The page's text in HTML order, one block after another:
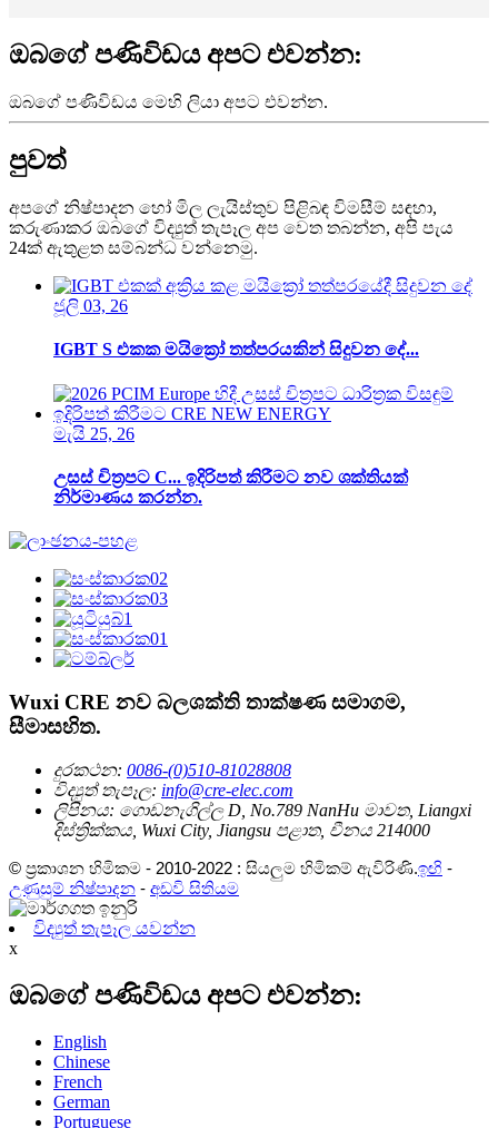
ඔබගේ පණිවිඩය අපට එවන්න:
ඔබගේ පණිවිඩය මෙහි ලියා අපට එවන්න.
පුවත්
අපගේ නිෂ්පාදන හෝ මිල ලැයිස්තුව පිළිබඳ විමසීම් සඳහා,
කරුණාකර ඔබගේ විද්‍යුත් තැපෑල අප වෙත තබන්න, අපි පැය
24ක් ඇතුළත සම්බන්ධ වන්නෙමු.
ජූලි 03, 26
IGBT S එකක මයික්‍රෝ තත්පරයකින් සිදුවන දේ...
මැයි 25, 26
උසස් චිත්‍රපට C... ඉදිරිපත් කිරීමට නව ශක්තියක්
නිර්මාණය කරන්න.
Wuxi CRE නව බලශක්ති තාක්ෂණ සමාගම,
සීමාසහිත.
දුරකථන: 0086-(0)510-81028808
විද්‍යුත් තැපෑල: info@cre-elec.com
ලිපිනය: ගොඩනැගිල්ල D, No.789 NanHu මාවත, Liangxi
දිස්ත්‍රික්කය, Wuxi City, Jiangsu පළාත, චීනය 214000
© ප්‍රකාශන හිමිකම - 2010-2022 : සියලුම හිමිකම් ඇවිරිණි.ඉඟි -
උණුසුම් නිෂ්පාදන - අඩවි සිතියම
විද්‍යුත් තැපෑල යවන්න
x
ඔබගේ පණිවිඩය අපට එවන්න:
English
Chinese
French
German
Portuguese